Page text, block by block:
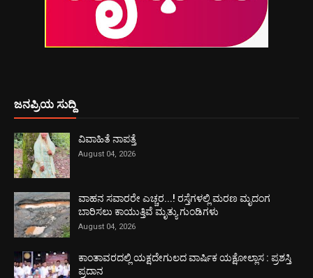
ಜನಪ್ರಿಯ ಸುದ್ದಿ
ವಿವಾಹಿತೆ ನಾಪತ್ತೆ
August 04, 2026
ವಾಹನ ಸವಾರರೇ ಎಚ್ಚರ...! ರಸ್ತೆಗಳಲ್ಲಿ ಮರಣ ಮೃದಂಗ
ಬಾರಿಸಲು ಕಾಯುತ್ತಿವೆ ಮೃತ್ಯು ಗುಂಡಿಗಳು
August 04, 2026
ಕಾಂತಾವರದಲ್ಲಿ ಯಕ್ಷದೇಗುಲದ ವಾರ್ಷಿಕ ಯಕ್ಷೋಲ್ಲಾಸ : ಪ್ರಶಸ್ತಿ
ಪ್ರದಾನ